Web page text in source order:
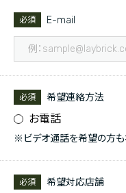
必須 E-mail
必須 希望連絡方法
お電話
※ビデオ通話を希望の方も
必須 希望対応店舗